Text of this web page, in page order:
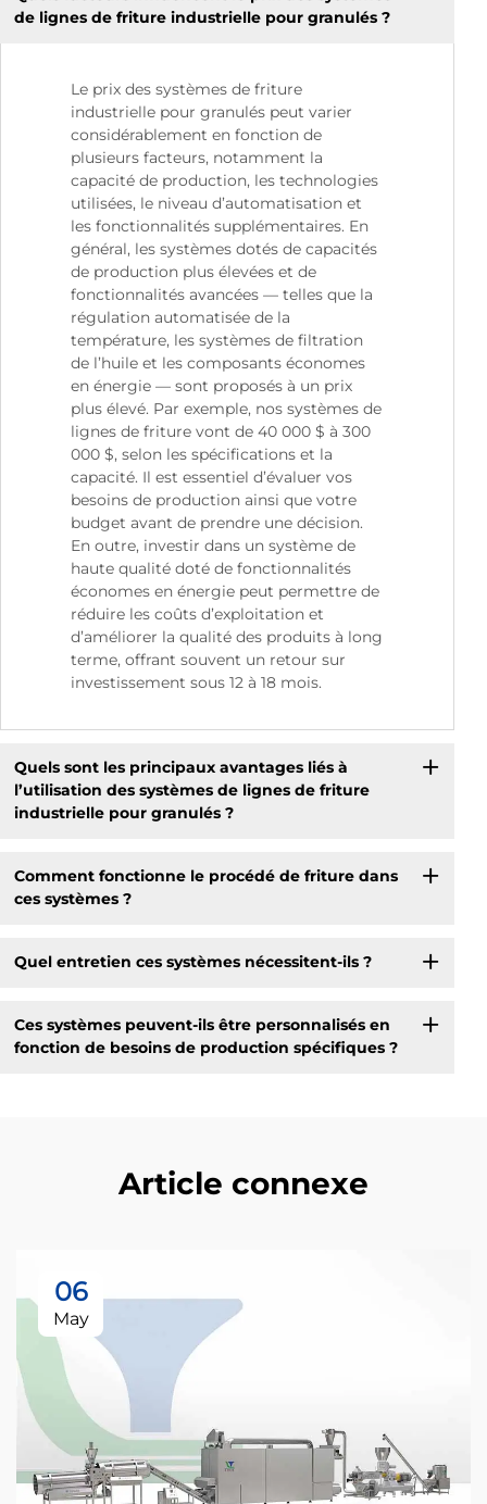
de lignes de friture industrielle pour granulés ?
Le prix des systèmes de friture
industrielle pour granulés peut varier
considérablement en fonction de
plusieurs facteurs, notamment la
capacité de production, les technologies
utilisées, le niveau d’automatisation et
les fonctionnalités supplémentaires. En
général, les systèmes dotés de capacités
de production plus élevées et de
fonctionnalités avancées — telles que la
régulation automatisée de la
température, les systèmes de filtration
de l’huile et les composants économes
en énergie — sont proposés à un prix
plus élevé. Par exemple, nos systèmes de
lignes de friture vont de 40 000 $ à 300
000 $, selon les spécifications et la
capacité. Il est essentiel d’évaluer vos
besoins de production ainsi que votre
budget avant de prendre une décision.
En outre, investir dans un système de
haute qualité doté de fonctionnalités
économes en énergie peut permettre de
réduire les coûts d’exploitation et
d’améliorer la qualité des produits à long
terme, offrant souvent un retour sur
investissement sous 12 à 18 mois.
Quels sont les principaux avantages liés à
l’utilisation des systèmes de lignes de friture
industrielle pour granulés ?
Comment fonctionne le procédé de friture dans
ces systèmes ?
Quel entretien ces systèmes nécessitent-ils ?
Ces systèmes peuvent-ils être personnalisés en
fonction de besoins de production spécifiques ?
Article connexe
06
May